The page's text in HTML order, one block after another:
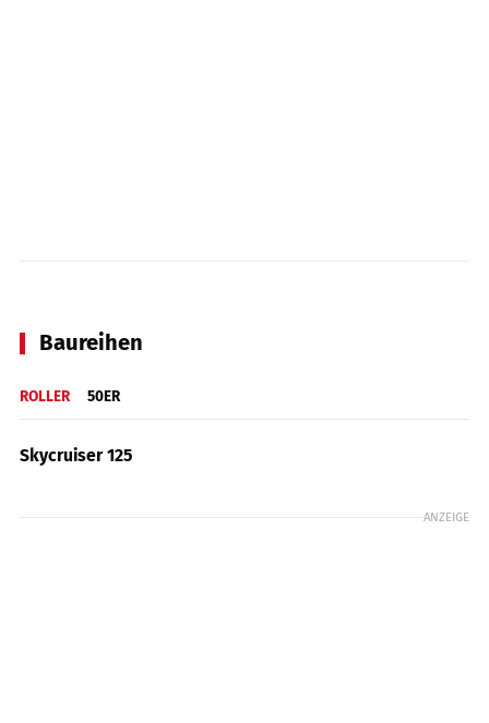
Baureihen
ROLLER 50ER
Skycruiser 125
ANZEIGE